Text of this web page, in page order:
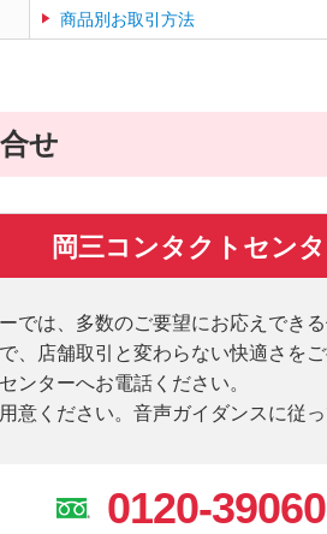
商品別お取引方法
せ
岡三コンタクトセン
では、多数のご要望にお応えでき
、店舗取引と変わらない快適さを
ンターへお電話ください。
意ください。音声ガイダンスに従
0120-